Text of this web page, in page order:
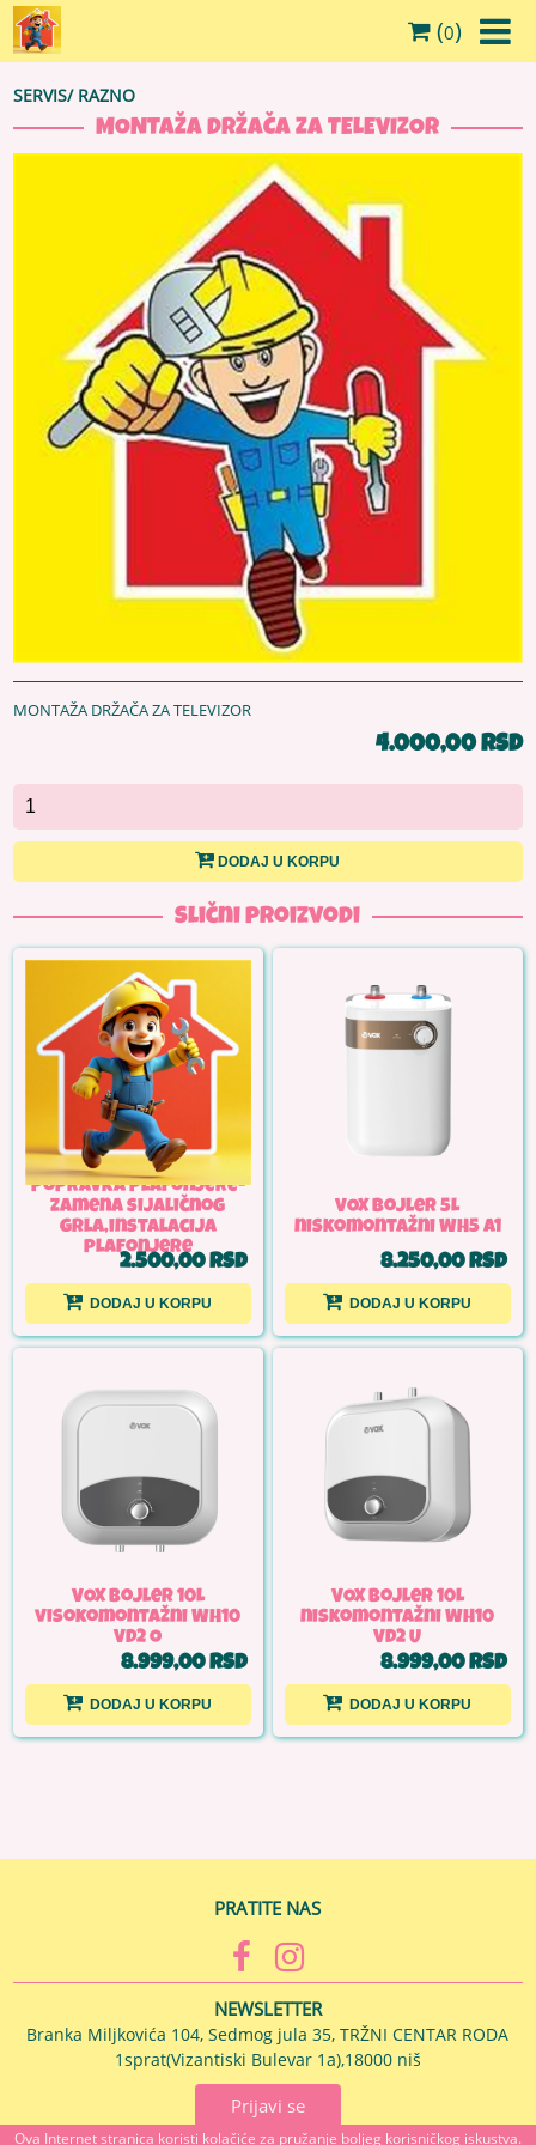
Ova Internet stranica koristi kolačiće za pružanje boljeg korisničkog iskustva.
(0)
SERVIS/ RAZNO
MONTAŽA DRŽAČA ZA TELEVIZOR
MONTAŽA DRŽAČA ZA TELEVIZOR
4.000,00 RSD
DODAJ U KORPU
Slični proizvodi
Popravka plafonjere-
zamena sijaličnog
grla,instalacija
plafonjere
2.500,00 RSD
DODAJ U KORPU
VOX Bojler 5L
niskomontažni WH5 A1
8.250,00 RSD
DODAJ U KORPU
VOX Bojler 10L
visokomontažni WH10
VD2 O
8.999,00 RSD
DODAJ U KORPU
VOX Bojler 10L
niskomontažni WH10
VD2 U
8.999,00 RSD
DODAJ U KORPU
PRATITE NAS
NEWSLETTER
Branka Miljkovića 104, Sedmog jula 35, TRŽNI CENTAR RODA
1sprat(Vizantiski Bulevar 1a),18000 niš
Prijavi se